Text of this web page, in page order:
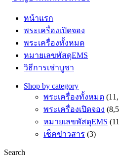
หน้าแรก
พระเครื่องเปิดจอง
พระเครื่องทั้งหมด
หมายเลขพัสดุEMS
วิธีการเช่าบูชา
Shop by category
พระเครื่องทั้งหมด
พระเครื่องเปิดจอง
หมายเลขพัสดุEMS
เช็คข่าวสาร (3)
Search